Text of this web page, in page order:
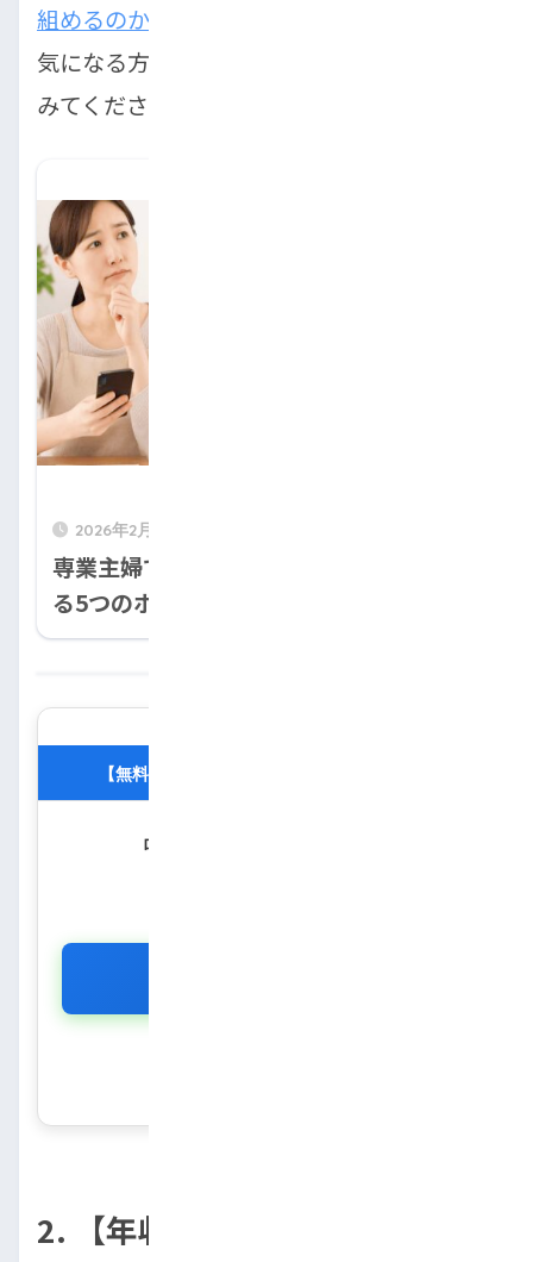
組めるのか
気になる方はぜひこちらの記事も参考にして
みてください。
2026年2月5日
専業主婦でも車ローンは組める！審査に通
る5つのポイントとおすすめローンを解説
【無料】10秒で分かる！自社ローン審査診断
ローン審査に通るか不安な方へ。
2. 【年収別】無理なく買える車